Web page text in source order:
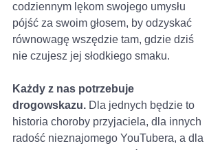
codziennym lękom swojego umysłu
pójść za swoim głosem, by odzyskać
równowagę wszędzie tam, gdzie dziś
nie czujesz jej słodkiego smaku.
Każdy z nas potrzebuje
drogowskazu. Dla jednych będzie to
historia choroby przyjaciela, dla innych
radość nieznajomego YouTubera, a dla